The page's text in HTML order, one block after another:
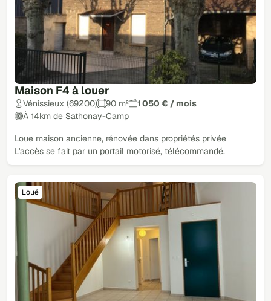
Maison F4 à louer
Vénissieux (69200) 90 m²
1 050 € / mois
À 14km de Sathonay-Camp
Loue maison ancienne, rénovée dans propriétés privée
L'accès se fait par un portail motorisé, télécommandé.
Loué